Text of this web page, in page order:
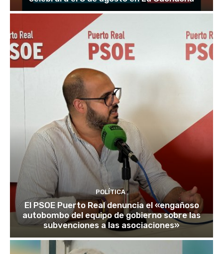
POLÍTICA
El PSOE Puerto Real denuncia el «engañoso
autobombo del equipo de gobierno sobre las
subvenciones a las asociaciones»